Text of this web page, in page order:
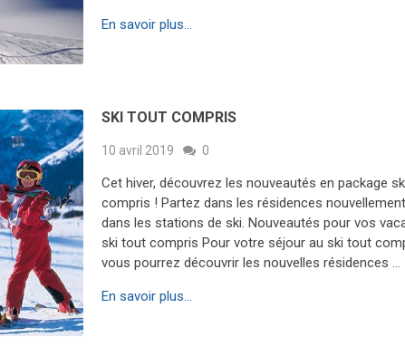
En savoir plus...
SKI TOUT COMPRIS
10 avril 2019 0
Cet hiver, découvrez les nouveautés en package
compris ! Partez dans les résidences
dans les stations de ski. Nouveautés pour vos
ski tout compris Pour votre séjour au ski tout
vous pourrez découvrir les nouvelles résidences …
En savoir plus...